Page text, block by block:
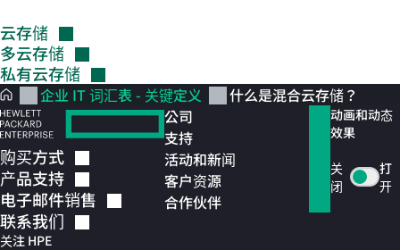
云存储
多云存储
私有云存储
企业 IT 词汇表 - 关键定义 什么是混合云存储？
购买方式
产品支持
电子邮件销售
联系我们
关注 HPE
公司
支持
活动和新闻
客户资源
合作伙伴
动画和动态
效果
关
闭
打
开